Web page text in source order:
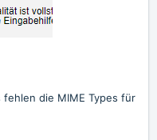
die MIME Types für